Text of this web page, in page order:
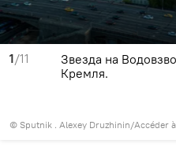
1/11
© Sputnik . Alexey Druzhinin/Accéder
Звезда на
Кремля.